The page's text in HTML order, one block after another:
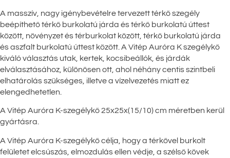
A masszív, nagy igénybevételre tervezett térkő szegély
beépíthető térkő burkolatú járda és térkő burkolatú úttest
között, növényzet és térburkolat között, térkő burkolatú járda
és aszfalt burkolatú úttest között. A Vitép Auróra K szegélykő
kiváló választás utak, kertek, kocsibeállók, és járdák
elválasztásához, különösen ott, ahol néhány centis szintbeli
elhatárolás szükséges, illetve a vízelvezetés miatt ez
elengedhetetlen.
A Vitép Auróra K-szegélykő 25x25x(15/10) cm méretben kerül
gyártásra.
A Vitép Auróra K-szegélykő célja, hogy a térkővel burkolt
felületet elcsúszás, elmozdulás ellen védje, a szélső kövek